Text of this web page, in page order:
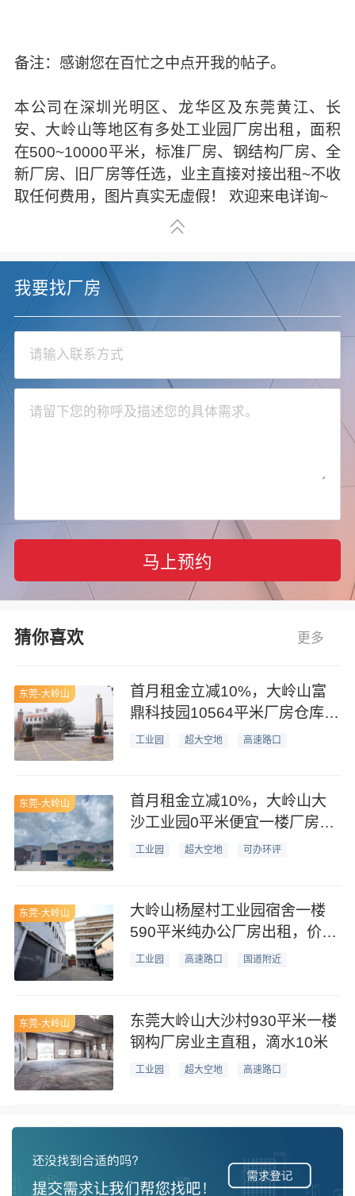
备注：感谢您在百忙之中点开我的帖子。
本公司在深圳光明区、龙华区及东莞黄江、长
安、大岭山等地区有多处工业园厂房出租，面积
在500~10000平米，标准厂房、钢结构厂房、全
新厂房、旧厂房等任选，业主直接对接出租~不收
取任何费用，图片真实无虚假！ 欢迎来电详询~
我要找厂房
马上预约
猜你喜欢 更多
东莞-大岭山
首月租金立减10%，大岭山富
鼎科技园10564平米厂房仓库业
主直租
工业园 超大空地 高速路口
东莞-大岭山
首月租金立减10%，大岭山大
沙工业园0平米便宜一楼厂房业
主直租
工业园 超大空地 可办环评
东莞-大岭山
大岭山杨屋村工业园宿舍一楼
590平米纯办公厂房出租，价格
优惠
工业园 高速路口 国道附近
东莞-大岭山
东莞大岭山大沙村930平米一楼
钢构厂房业主直租，滴水10米
工业园 超大空地 高速路口